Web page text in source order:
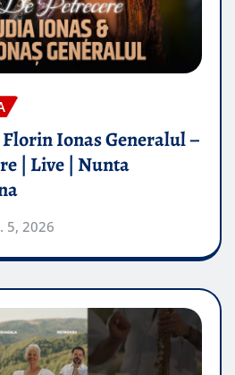
Ionas Generalul –
| Live | Nunta
5, 2026